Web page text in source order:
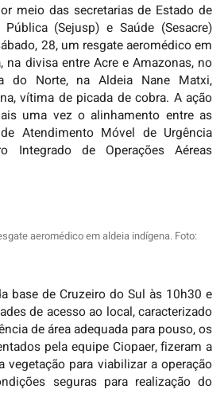
meio das secretarias de Estado de
(Sejusp) e Saúde (Sesacre)
28, um resgate aeromédicoem
na divisa entre Acre e Amazonas, no
do Norte, na Aldeia Nane Matxi,
vítima de picada de cobra. A ação
uma vez o alinhamento entre as
Atendimento Móvel de Urgência
Integrado de Operações Aéreas
aeromédico em aldeia indígena. Foto:
base de Cruzeiro do Sul às 10h30 e
de acesso ao local, caracterizado
de área adequada para pouso, os
pela equipe Ciopaer,fizeram a
vegetação para viabilizar a operação
seguras para realização do